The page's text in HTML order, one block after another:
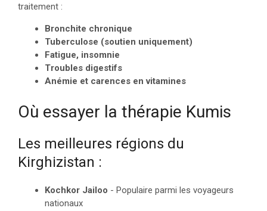
traitement :
Bronchite chronique
Tuberculose (soutien uniquement)
Fatigue, insomnie
Troubles digestifs
Anémie et carences en vitamines
Où essayer la thérapie Kumis
Les meilleures régions du
Kirghizistan :
Kochkor Jailoo - Populaire parmi les voyageurs
nationaux